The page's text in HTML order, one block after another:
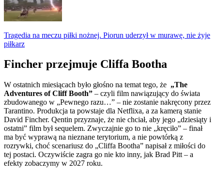
Tragedia na meczu piłki nożnej. Piorun uderzył w murawę, nie żyje
piłkarz
Fincher przejmuje Cliffa Bootha
W ostatnich miesiącach było głośno na temat tego, że „The
Adventures of Cliff Booth” – czyli film nawiązujący do świata
zbudowanego w „Pewnego razu…” – nie zostanie nakręcony przez
Tarantino. Produkcja ta powstaje dla Netflixa, a za kamerą stanie
David Fincher. Qentin przyznaje, że nie chciał, aby jego „dziesiąty i
ostatni” film był sequelem. Zwyczajnie go to nie „kręciło” – finał
ma być wyprawą na nieznane terytorium, a nie powtórką z
rozrywki, choć scenariusz do „Cliffa Bootha” napisał z miłości do
tej postaci. Oczywiście zagra go nie kto inny, jak Brad Pitt – a
efekty zobaczymy w 2027 roku.